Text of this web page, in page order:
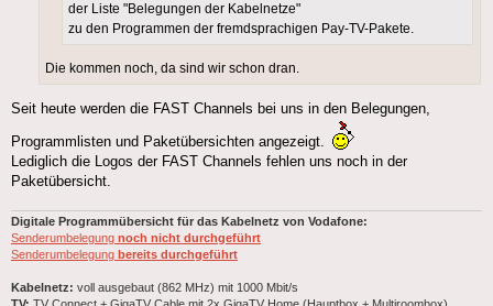
der Liste "Belegungen der Kabelnetze"
zu den Programmen der fremdsprachigen Pay-TV-Pakete.
Die kommen noch, da sind wir schon dran.
Seit heute werden die FAST Channels bei uns in den Belegungen,
Programmlisten und Paketübersichten angezeigt.
Lediglich die Logos der FAST Channels fehlen uns noch in der
Paketübersicht.
Digitale Programmübersicht für das Kabelnetz von Vodafone:
Senderumbelegung noch nicht durchgeführt
Senderumbelegung bereits durchgeführt
Kabelnetz: voll ausgebaut (862 MHz) mit 1000 Mbit/s